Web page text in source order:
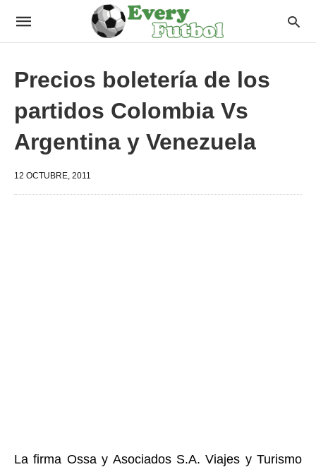
Precios boletería de los
partidos Colombia Vs
Argentina y Venezuela
12 OCTUBRE, 2011
La firma Ossa y Asociados S.A. Viajes y Turismo